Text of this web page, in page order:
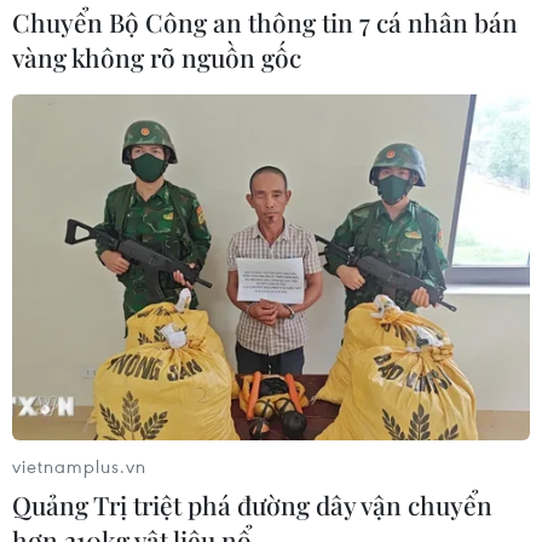
của con người
02/08/2026 13:31
Sâm Ngọc Linh: Báu vật trong tay,
bao giờ "hóa rồng"?
02/08/2026 11:38
Yếu tố di truyền có thể quyết định
quá trình phát triển ung thư
02/08/2026 09:43
Phương pháp mới giúp phát hiện
sớm bệnh Alzheimer
Chuyển Bộ Công an thông tin 7 cá nhân bán
vàng không rõ nguồn gốc
vietnamplus.vn
Quảng Trị triệt phá đường dây vận chuyển